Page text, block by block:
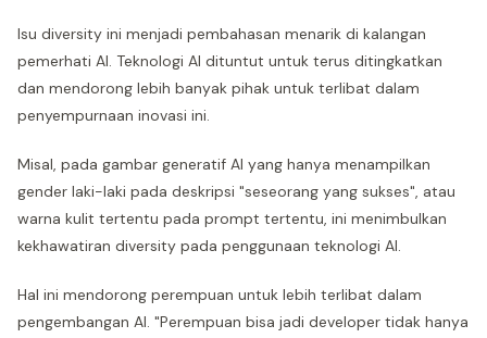
Isu diversity ini menjadi pembahasan menarik di kalangan
pemerhati AI. Teknologi AI dituntut untuk terus ditingkatkan
dan mendorong lebih banyak pihak untuk terlibat dalam
penyempurnaan inovasi ini.
Misal, pada gambar generatif AI yang hanya menampilkan
gender laki-laki pada deskripsi "seseorang yang sukses", atau
warna kulit tertentu pada prompt tertentu, ini menimbulkan
kekhawatiran diversity pada penggunaan teknologi AI.
Hal ini mendorong perempuan untuk lebih terlibat dalam
pengembangan AI. "Perempuan bisa jadi developer tidak hanya